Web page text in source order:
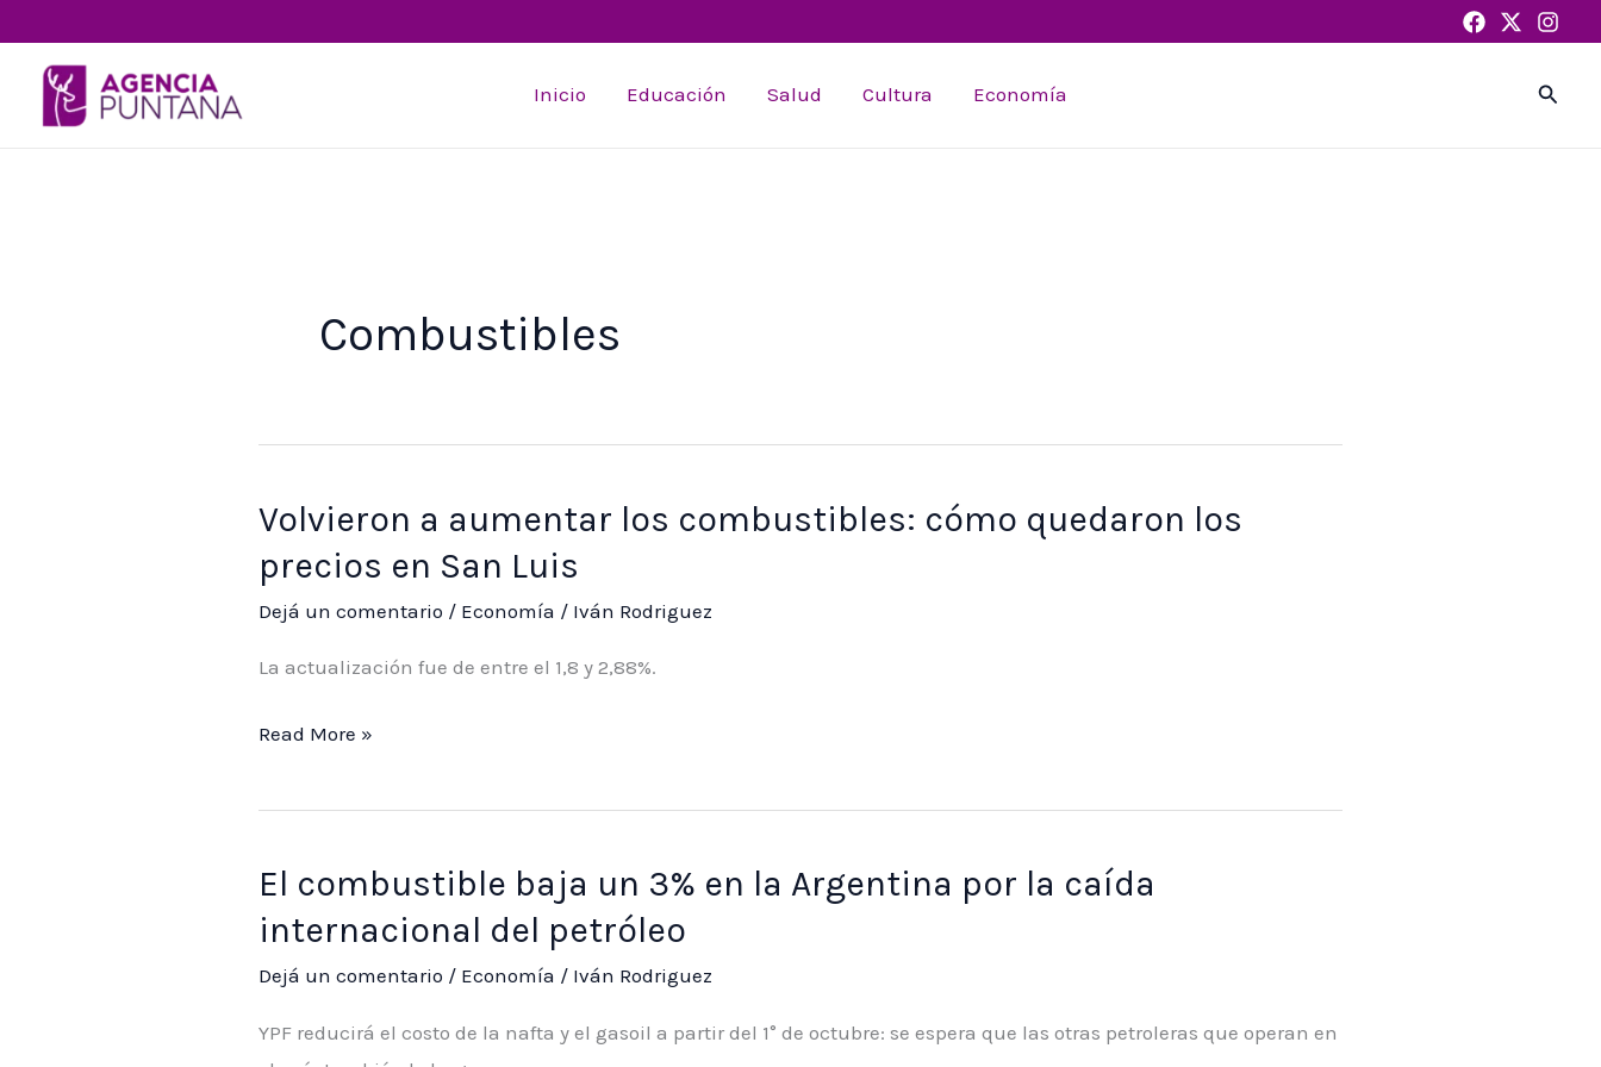
contenido
Inicio Educación Salud Cultura Economía
Combustibles
Volvieron a aumentar los combustibles: cómo quedaron los
precios en San Luis
Dejá un comentario / Economía / Iván Rodriguez
La actualización fue de entre el 1,8 y 2,88%.
Volvieron
aumentar
combustibles:
cómo
los
precios
Read More »
El combustible baja un 3% en la Argentina por la caída
internacional del petróleo
Dejá un comentario / Economía / Iván Rodriguez
YPF reducirá el costo de la nafta y el gasoil a partir del 1° de octubre: se espera que las otras petroleras que operan en